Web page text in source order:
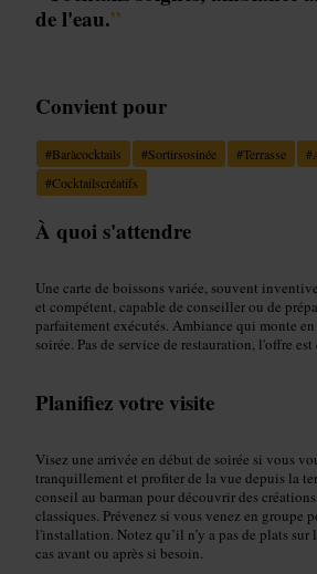
de l'eau.”
Convient pour
#Baràcocktails #Sortirsosinée #Terrasse #
#Cocktailscréatifs
À quoi s'attendre
Une carte de boissons variée, souvent
et compétent, capable de conseiller ou de
parfaitement exécutés. Ambiance qui monte
soirée. Pas de service de restauration, l'offre
Planifiez votre visite
Visez une arrivée en début de soirée si vous
tranquillement et profiter de la vue depuis la
conseil au barman pour découvrir des
classiques. Prévenez si vous venez en groupe
l'installation. Notez qu’il n’y a pas de plats sur
cas avant ou après si besoin.